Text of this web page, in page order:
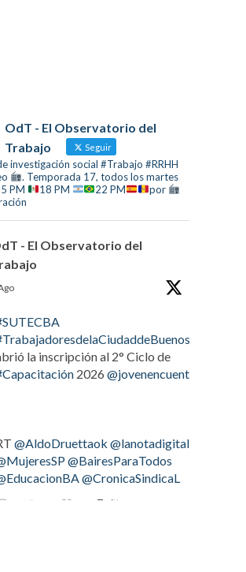
OdT - El Observatorio del
Trabajo
Seguir
investigación social #Trabajo #RRHH
. Temporada 17, todos los martes
PM 18 PM 22 PM
por
- El Observatorio del
la inscripción al 2° Ciclo de
2026 @jovenencuentro
@AldoDruettaok @lanotadigital
@BairesParaTodos
@CronicaSindicaL
Twitter